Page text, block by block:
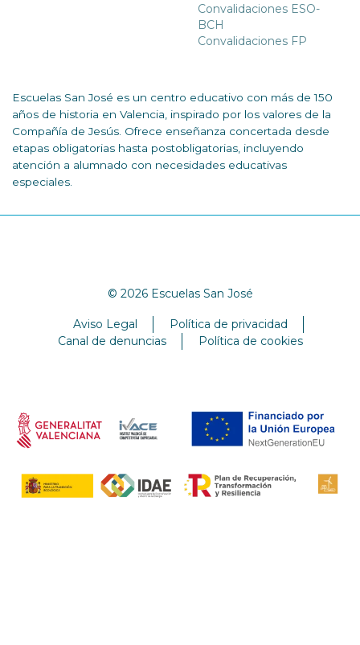
Convalidaciones ESO-
BCH
Convalidaciones FP
Escuelas San José es un centro educativo con más de 150
años de historia en Valencia, inspirado por los valores de la
Compañía de Jesús. Ofrece enseñanza concertada desde
etapas obligatorias hasta postobligatorias, incluyendo
atención a alumnado con necesidades educativas
especiales.
© 2026 Escuelas San José
Aviso Legal
Política de privacidad
Canal de denuncias
Política de cookies